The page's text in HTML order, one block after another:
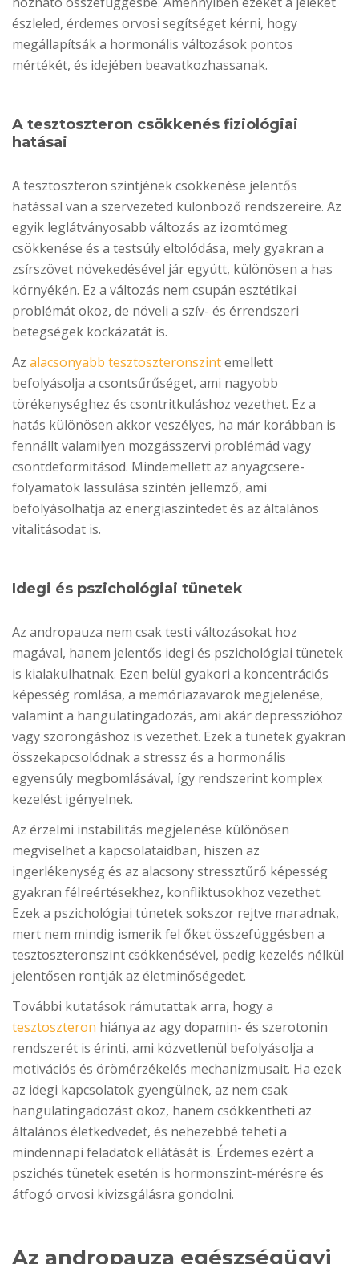
észleled, érdemes orvosi segítséget kérni, hogy
megállapítsák a hormonális változások pontos
mértékét, és idejében beavatkozhassanak.
A tesztoszteron csökkenés fiziológiai
hatásai
A tesztoszteron szintjének csökkenése jelentős
hatással van a szervezeted különböző rendszereire. Az
egyik leglátványosabb változás az izomtömeg
csökkenése és a testsúly eltolódása, mely gyakran a
zsírszövet növekedésével jár együtt, különösen a has
környékén. Ez a változás nem csupán esztétikai
problémát okoz, de növeli a szív- és érrendszeri
betegségek kockázatát is.
Az alacsonyabb tesztoszteronszintemellett
befolyásolja a csontsűrűséget, ami nagyobb
törékenységhez és csontritkuláshoz vezethet. Ez a
hatás különösen akkor veszélyes, ha már korábban is
fennállt valamilyen mozgásszervi problémád vagy
csontdeformitásod. Mindemellett az anyagcsere-
folyamatok lassulása szintén jellemző, ami
befolyásolhatja az energiaszintedet és az általános
vitalitásodat is.
Idegi és pszichológiai tünetek
Az andropauza nem csak testi változásokat hoz
magával, hanem jelentős idegi és pszichológiai tünetek
is kialakulhatnak. Ezen belül gyakori a koncentrációs
képesség romlása, a memóriazavarok megjelenése,
valamint a hangulatingadozás, ami akár depresszióhoz
vagy szorongáshoz is vezethet. Ezek a tünetek gyakran
összekapcsolódnak a stressz és a hormonális
egyensúly megbomlásával, így rendszerint komplex
kezelést igényelnek.
Az érzelmi instabilitás megjelenése különösen
megviselhet a kapcsolataidban, hiszen az
ingerlékenység és az alacsony stressztűrő képesség
gyakran félreértésekhez, konfliktusokhoz vezethet.
Ezek a pszichológiai tünetek sokszor rejtve maradnak,
mert nem mindig ismerik fel őket összefüggésben a
tesztoszteronszint csökkenésével, pedig kezelés nélkül
jelentősen rontják az életminőségedet.
További kutatások rámutattak arra, hogy a
tesztoszteron hiánya az agy dopamin- és szerotonin
rendszerét is érinti, ami közvetlenül befolyásolja a
motivációs és örömérzékelés mechanizmusait. Ha ezek
az idegi kapcsolatok gyengülnek, az nem csak
hangulatingadozást okoz, hanem csökkentheti az
általános életkedvedet, és nehezebbé teheti a
mindennapi feladatok ellátását is. Érdemes ezért a
pszichés tünetek esetén is hormonszint-mérésre és
átfogó orvosi kivizsgálásra gondolni.
Az andropauza egészségügyi